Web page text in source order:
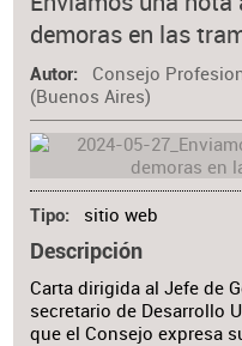
demoras en las
Autor
Consejo
(Buenos Aires)
Tipo sitio web
Descripción
Carta dirigida al Jefe de
secretario de Desarrollo
que el Consejo expresa